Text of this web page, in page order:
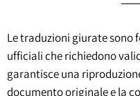
Le traduzioni giurate sono
ufficiali che richiedono
garantisce una
documento originale e la